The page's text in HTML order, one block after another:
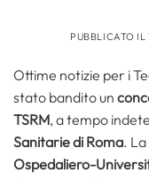
PUBBLICATO IL
Ottime notizie per i
stato bandito un
TSRM, a tempo
Sanitarie di Roma.
Ospedaliero-